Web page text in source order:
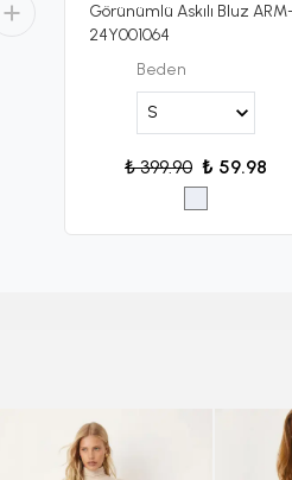
Görünümlü Askılı Bluz
24Y001064
Beden
₺ 399.90 ₺ 59.98